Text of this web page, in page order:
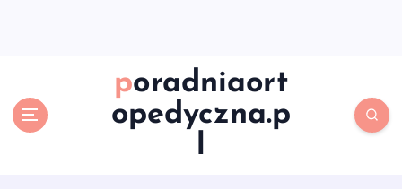
poradniaort
opedyczna.p
l